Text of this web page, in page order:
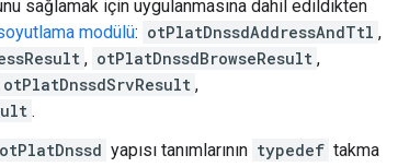
sağlamak için uygulanmasına dahil edildikten
modülü: otPlatDnssdAddressAndTtl ,
, otPlatDnssdBrowseResult ,
otPlatDnssdSrvResult ,
.
otPlatDnssd yapısı tanımlarının typedef takma